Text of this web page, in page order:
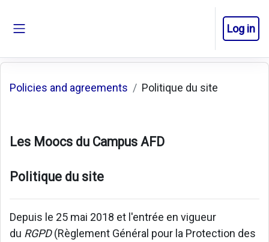
Log in
Policies and agreements Politique du site
Les Moocs du Campus AFD
Politique du site
Depuis le 25 mai 2018 et l'entrée en vigueur
du RGPD(Règlement Général pour la Protection des